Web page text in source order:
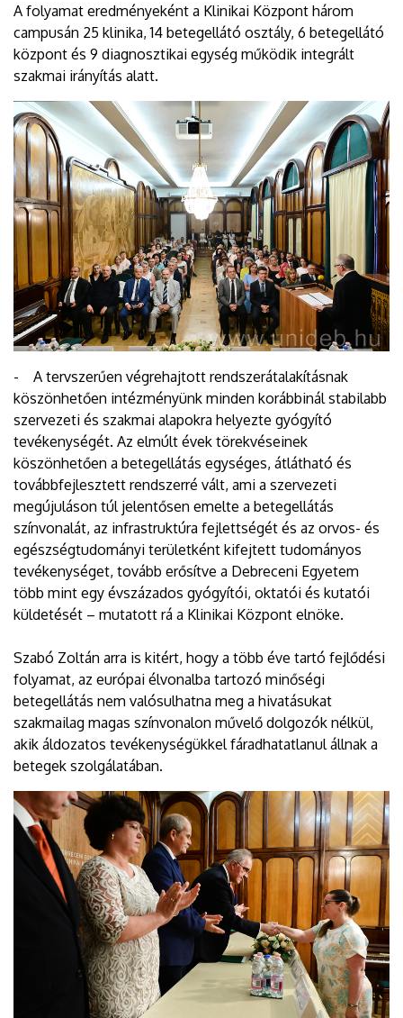
A folyamat eredményeként a Klinikai Központ három
campusán 25 klinika, 14 betegellátó osztály, 6 betegellátó
központ és 9 diagnosztikai egység működik integrált
szakmai irányítás alatt.
- A tervszerűen végrehajtott rendszerátalakításnak
köszönhetően intézményünk minden korábbinál stabilabb
szervezeti és szakmai alapokra helyezte gyógyító
tevékenységét. Az elmúlt évek törekvéseinek
köszönhetően a betegellátás egységes, átlátható és
továbbfejlesztett rendszerré vált, ami a szervezeti
megújuláson túl jelentősen emelte a betegellátás
színvonalát, az infrastruktúra fejlettségét és az orvos- és
egészségtudományi területként kifejtett tudományos
tevékenységet, tovább erősítve a Debreceni Egyetem
több mint egy évszázados gyógyítói, oktatói és kutatói
küldetését – mutatott rá a Klinikai Központ elnöke.
Szabó Zoltán arra is kitért, hogy a több éve tartó fejlődési
folyamat, az európai élvonalba tartozó minőségi
betegellátás nem valósulhatna meg a hivatásukat
szakmailag magas színvonalon művelő dolgozók nélkül,
akik áldozatos tevékenységükkel fáradhatatlanul állnak a
betegek szolgálatában.